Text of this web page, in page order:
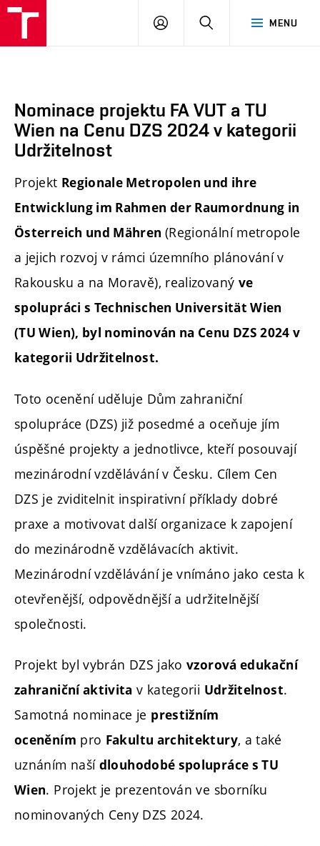
MENU
PŘIHLÁSIT
Nominace projektu FA VUT a TU
Wien na Cenu DZS 2024 v kategorii
Udržitelnost
Projekt Regionale Metropolen und ihre
Entwicklung im Rahmen der Raumordnung in
Österreich und Mähren (Regionální metropole
a jejich rozvoj v rámci územního plánování v
Rakousku a na Moravě), realizovaný ve
spolupráci s Technischen Universität Wien
(TU Wien), byl nominován na Cenu DZS 2024 v
kategorii Udržitelnost.
Toto ocenění uděluje Dům zahraniční
spolupráce (DZS) již posedmé a oceňuje jím
úspěšné projekty a jednotlivce, kteří posouvají
mezinárodní vzdělávání v Česku. Cílem Cen
DZS je zviditelnit inspirativní příklady dobré
praxe a motivovat další organizace k zapojení
do mezinárodně vzdělávacích aktivit.
Mezinárodní vzdělávání je vnímáno jako cesta k
otevřenější, odpovědnější a udržitelnější
společnosti.
Projekt byl vybrán DZS jako vzorová edukační
zahraniční aktivita v kategorii Udržitelnost.
Samotná nominace je prestižním
oceněním pro Fakultu architektury, a také
uznáním naší dlouhodobé spolupráce s TU
Wien. Projekt je prezentován ve sborníku
nominovaných Ceny DZS 2024.